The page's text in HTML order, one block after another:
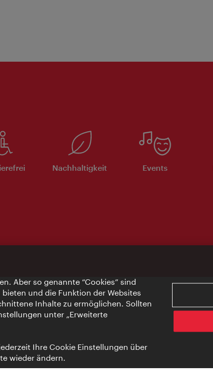
Nachhaltigkeit Events
Aber so genannte “Cookies” sind
und die Funktion der Websites
Inhalte zu ermöglichen. Sollten
unter „Erweiterte
Ihre Cookie Einstellungen über
wieder ändern.